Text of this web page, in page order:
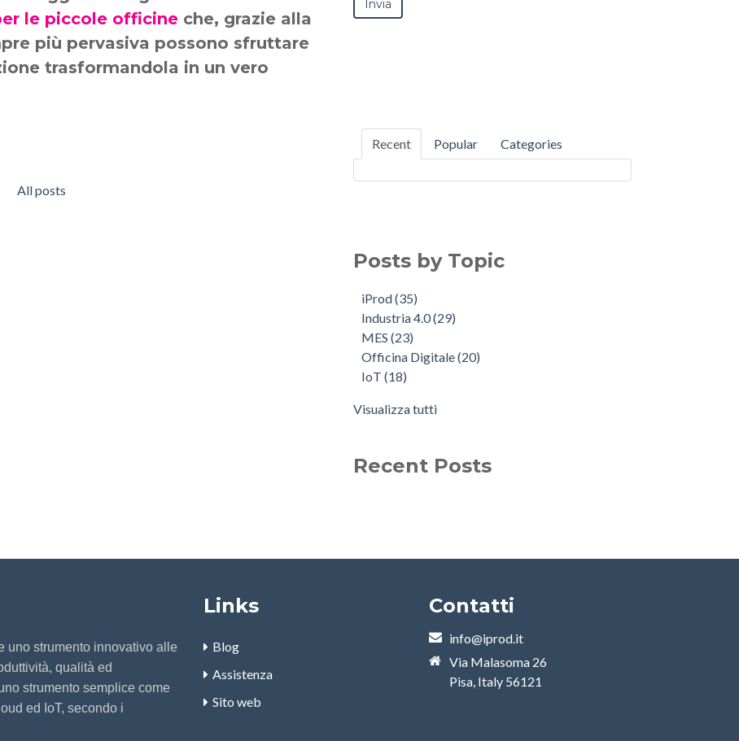
le piccole officine che, grazie alla
più pervasiva possono sfruttare
trasformandola in un vero
All posts
Recent Popular Categories
Posts by Topic
iProd(35)
Industria 4.0(29)
MES(23)
Officina Digitale(20)
IoT(18)
Visualizza tutti
Recent Posts
uno strumento innovativo alle
qualità ed
strumento semplice come
ed IoT, secondo i
Links
Blog
Assistenza
Sito web
Contatti
info@iprod.it
Via Malasoma 26
Pisa, Italy 56121